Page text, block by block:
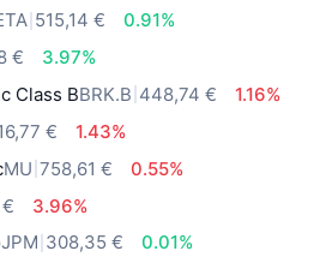
515,14 €
0.91%
€
3.97%
Class BBRK.B 448,74 €
1.16%
€
1.43%
MU 758,61 €
0.55%
3.96%
JPM 308,35 €
0.01%